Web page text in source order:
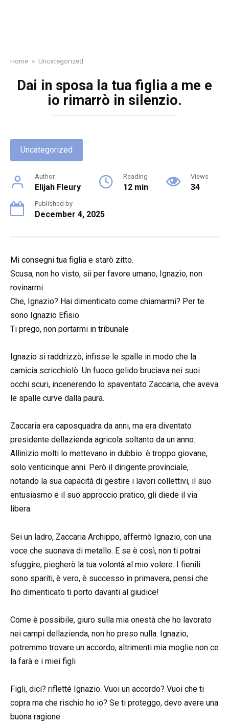
Home » Uncategorized
Dai in sposa la tua figlia a me e
io rimarrò in silenzio.
Uncategorized
Author
Elijah Fleury
Reading
12 min
Views
34
Published by
December 4, 2025
Mi consegni tua figlia e starò zitto.
Scusa, non ho visto, sii per favore umano, Ignazio, non
rovinarmi
Che, Ignazio? Hai dimenticato come chiamarmi? Per te
sono Ignazio Efisio.
Ti prego, non portarmi in tribunale
Ignazio si raddrizzò, infisse le spalle in modo che la
camicia scricchiolò. Un fuoco gelido bruciava nei suoi
occhi scuri, incenerendo lo spaventato Zaccaria, che aveva
le spalle curve dalla paura.
Zaccaria era caposquadra da anni, ma era diventato
presidente dellazienda agricola soltanto da un anno.
Allinizio molti lo mettevano in dubbio: è troppo giovane,
solo venticinque anni. Però il dirigente provinciale,
notando la sua capacità di gestire i lavori collettivi, il suo
entusiasmo e il suo approccio pratico, gli diede il via
libera.
Sei un ladro, Zaccaria Archippo, affermò Ignazio, con una
voce che suonava di metallo. E se è così, non ti potrai
sfuggire; piegherò la tua volontà al mio volere. I fienili
sono spariti, è vero, è successo in primavera, pensi che
lho dimenticato ti porto davanti al giudice!
Come è possibile, giuro sulla mia onestà che ho lavorato
nei campi dellazienda, non ho preso nulla. Ignazio,
potremmo trovare un accordo, altrimenti mia moglie non ce
la farà e i miei figli
Figli, dici? rifletté Ignazio. Vuoi un accordo? Vuoi che ti
copra ma che rischio ho io? Se ti proteggo, devo avere una
buona ragione